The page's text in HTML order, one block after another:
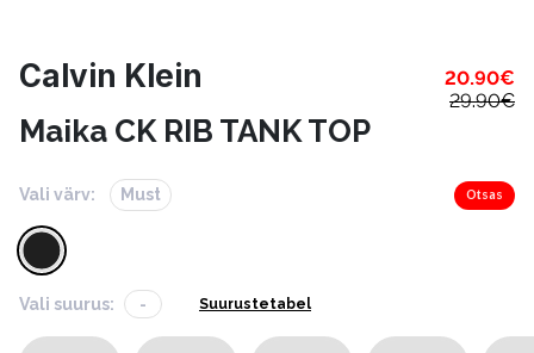
Calvin Klein 20.90€
29.90€
Maika CK RIB TANK TOP
Vali värv: Must Otsas
Vali suurus: - Suurustetabel